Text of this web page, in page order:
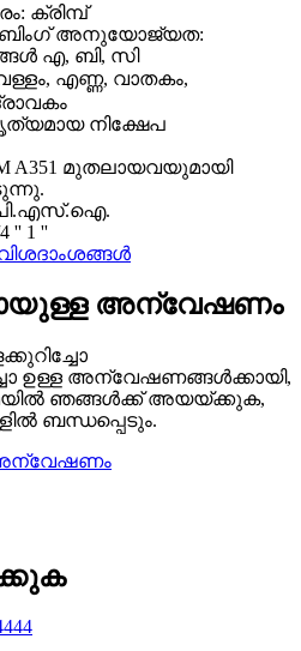
ക്രിമ്പ്
അനുയോജ്യത:
എ, ബി, സി
എണ്ണ, വാതകം,
നിക്ഷേപ
A351 മുതലായവയുമായി
പി.എസ്.ഐ.
'' 1 ''
അന്വേഷണം
ഉള്ള അന്വേഷണങ്ങൾ‌ക്കായി,
ഞങ്ങൾ‌ക്ക് അയയ്‌ക്കുക,
ബന്ധപ്പെടും.
അന്വേഷണം